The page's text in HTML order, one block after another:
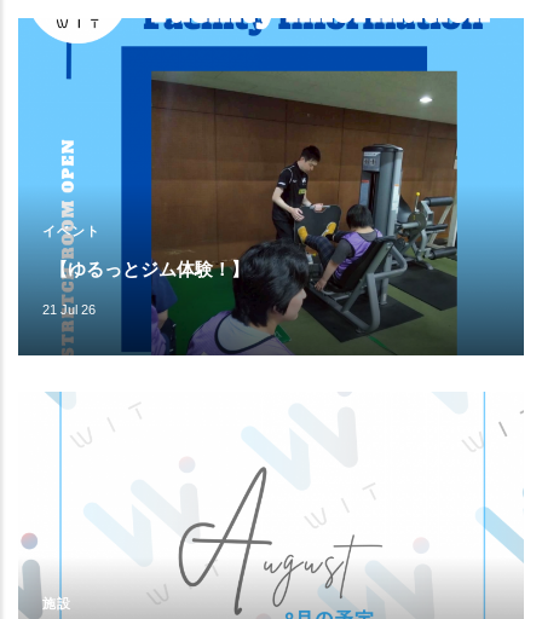
イベント
【ゆるっとジム体験！】
21 Jul 26
施設